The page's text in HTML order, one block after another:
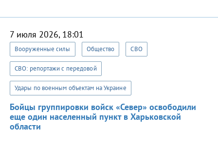
7 июля 2026, 18:01
Вооруженные силы Общество СВО
СВО: репортажи с передовой
Удары по военным объектам на Украине
Бойцы группировки войск «Север» освободили
еще один населенный пункт в Харьковской
области